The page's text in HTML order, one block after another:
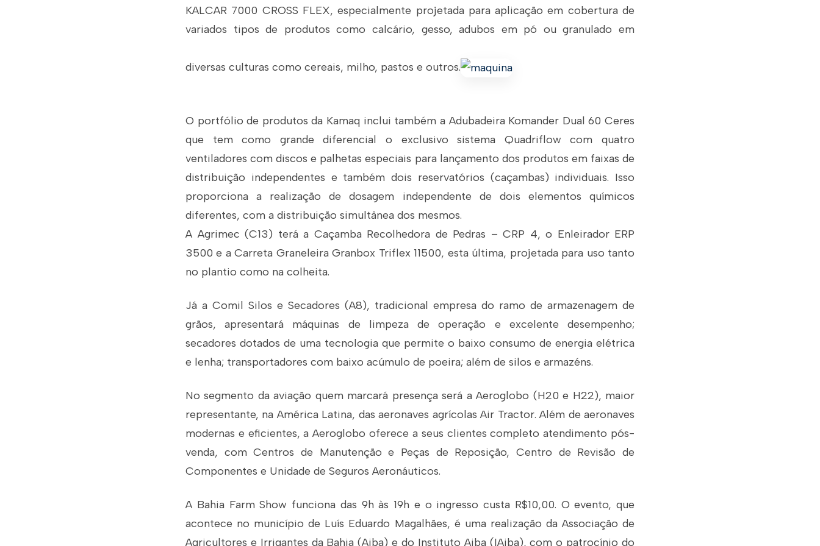
KALCAR 7000 CROSS FLEX, especialmente projetada para aplicação em cobertura de
variados tipos de produtos como calcário, gesso, adubos em pó ou granulado em
diversas culturas como cereais, milho, pastos e outros.
O portfólio de produtos da Kamaq inclui também a Adubadeira Komander Dual 60 Ceres
que tem como grande diferencial o exclusivo sistema Quadriflow com quatro
ventiladores com discos e palhetas especiais para lançamento dos produtos em faixas de
distribuição independentes e também dois reservatórios (caçambas) individuais. Isso
proporciona a realização de dosagem independente de dois elementos químicos
diferentes, com a distribuição simultânea dos mesmos.
A Agrimec (C13) terá a Caçamba Recolhedora de Pedras – CRP 4, o Enleirador ERP
3500 e a Carreta Graneleira Granbox Triflex 11500, esta última, projetada para uso tanto
no plantio como na colheita.
Já a Comil Silos e Secadores (A8), tradicional empresa do ramo de armazenagem de
grãos, apresentará máquinas de limpeza de operação e excelente desempenho;
secadores dotados de uma tecnologia que permite o baixo consumo de energia elétrica
e lenha; transportadores com baixo acúmulo de poeira; além de silos e armazéns.
No segmento da aviação quem marcará presença será a Aeroglobo (H20 e H22), maior
representante, na América Latina, das aeronaves agrícolas Air Tractor. Além de aeronaves
modernas e eficientes, a Aeroglobo oferece a seus clientes completo atendimento pós-
venda, com Centros de Manutenção e Peças de Reposição, Centro de Revisão de
Componentes e Unidade de Seguros Aeronáuticos.
A Bahia Farm Show funciona das 9h às 19h e o ingresso custa R$10,00. O evento, que
acontece no município de Luís Eduardo Magalhães, é uma realização da Associação de
Agricultores e Irrigantes da Bahia (Aiba) e do Instituto Aiba (IAiba), com o patrocínio do